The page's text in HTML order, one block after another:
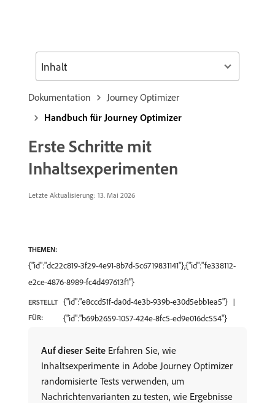
Dokumentation
Journey Optimizer
Handbuch für Journey Optimizer
Erste Schritte mit
Inhaltsexperimenten
Letzte Aktualisierung: 13. Mai 2026
THEMEN:
{"id":"dc22c819-3f29-4e91-8b7d-5c6719831141"},{"id":"fe338112-
e2ce-4876-8989-fc4d497613f1"}
ERSTELLT
FÜR:
{"id":"e8ccd51f-da0d-4e3b-939b-e30d5ebb1ea5"}
{"id":"b69b2659-1057-424e-8fc5-ed9e016dc554"}
Auf dieser Seite Erfahren Sie, wie
Inhaltsexperimente in Adobe Journey Optimizer
randomisierte Tests verwenden, um
Nachrichtenvarianten zu testen, wie Ergebnisse
Inhalt